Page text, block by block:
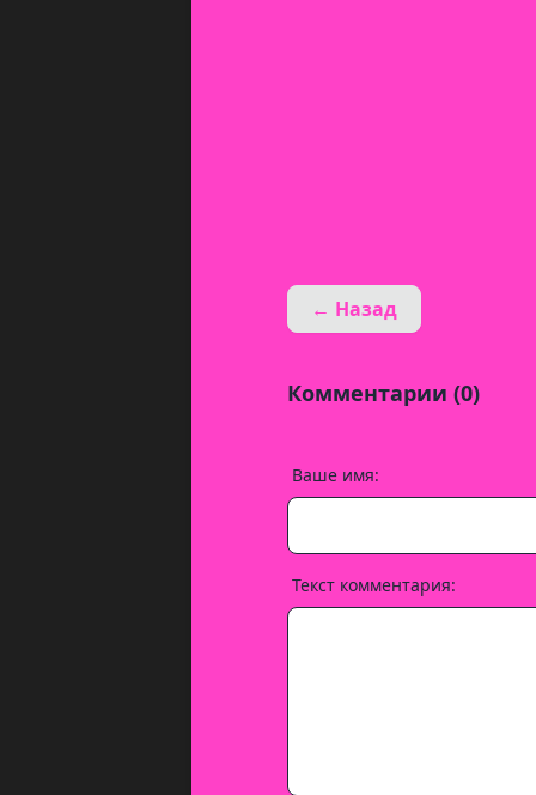
← Назад
Комментарии (0)
Ваше имя:
Текст комментария: